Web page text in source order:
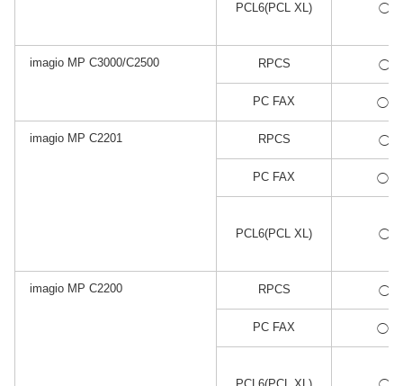
PCL6(PCL XL) ◯
imagio MP C3000/C2500 RPCS ◯
PC FAX ◯
imagio MP C2201 RPCS ◯
PC FAX ◯
PCL6(PCL XL) ◯
imagio MP C2200 RPCS ◯
PC FAX ◯